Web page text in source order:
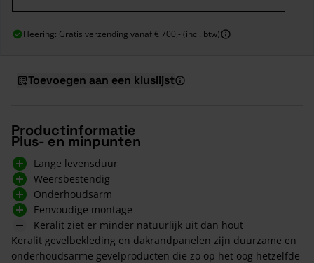
Heering: Gratis verzending vanaf € 700,- (incl. btw)
Toevoegen aan een kluslijst
Productinformatie
Plus- en minpunten
Lange levensduur
Weersbestendig
Onderhoudsarm
Eenvoudige montage
Keralit ziet er minder natuurlijk uit dan hout
Keralit gevelbekleding en dakrandpanelen zijn duurzame en
onderhoudsarme gevelproducten die zo op het oog hetzelfde